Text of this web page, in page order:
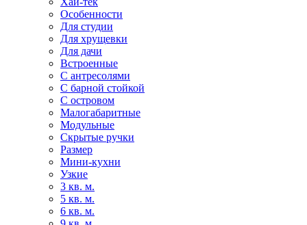
Особенности
Для студии
Для хрущевки
Для дачи
Встроенные
С антресолями
С барной стойкой
С островом
Малогабаритные
Модульные
Скрытые ручки
Размер
Мини-кухни
Узкие
3 кв. м.
5 кв. м.
6 кв. м.